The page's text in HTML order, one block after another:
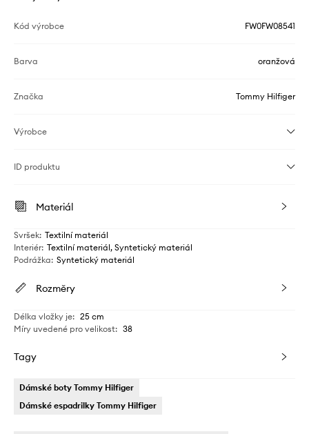
Kód výrobce FW0FW08541
Barva oranžová
Značka Tommy Hilfiger
Výrobce
ID produktu
Materiál
Svršek: Textilní materiál
Interiér: Textilní materiál, Syntetický materiál
Podrážka: Syntetický materiál
Rozměry
Délka vložky je: 25 cm
Míry uvedené pro velikost: 38
Tagy
Dámské boty Tommy Hilfiger
Dámské espadrilky Tommy Hilfiger